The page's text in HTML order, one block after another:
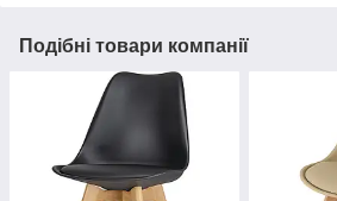
Подібні товари компанії